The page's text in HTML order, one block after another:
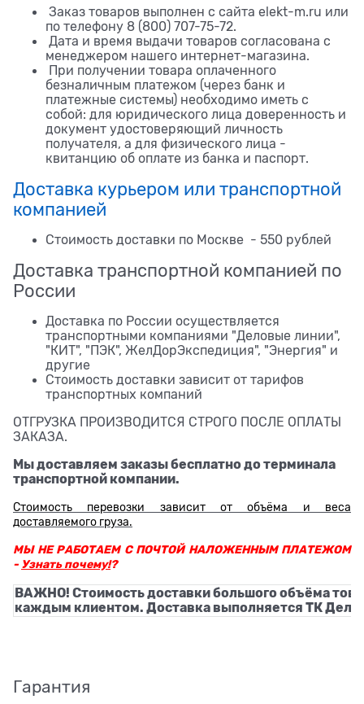
Заказ товаров выполнен с сайта elekt-m.ru или
по телефону 8 (800) 707-75-72.
Дата и время выдачи товаров согласована с
менеджером нашего интернет-магазина.
При получении товара оплаченного
безналичным платежом (через банк и
платежные системы) необходимо иметь с
собой: для юридического лица доверенность и
документ удостоверяющий личность
получателя, а для физического лица -
квитанцию об оплате из банка и паспорт.
Доставка курьером или транспортной
компанией
Стоимость доставки по Москве - 550 рублей
Доставка транспортной компанией по
России
Доставка по России осуществляется
транспортными компаниями "Деловые линии",
"КИТ", "ПЭК", ЖелДорЭкспедиция", "Энергия" и
другие
Стоимость доставки зависит от тарифов
транспортных компаний
ОТГРУЗКА ПРОИЗВОДИТСЯ СТРОГО ПОСЛЕ ОПЛАТЫ
ЗАКАЗА.
Мы доставляем заказы бесплатно до терминала
транспортной компании.
Стоимость перевозки зависит от объёма и веса
доставляемого груза.
МЫ НЕ РАБОТАЕМ С ПОЧТОЙ НАЛОЖЕННЫМ ПЛАТЕЖОМ
- Узнать почему!?
ВАЖНО! Стоимость доставки большого объёма
каждым клиентом. Доставка выполняется ТК
Гарантия